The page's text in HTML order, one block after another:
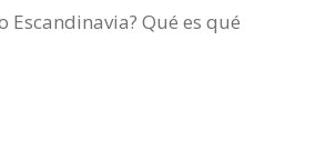
Escandinavia? Qué es qué